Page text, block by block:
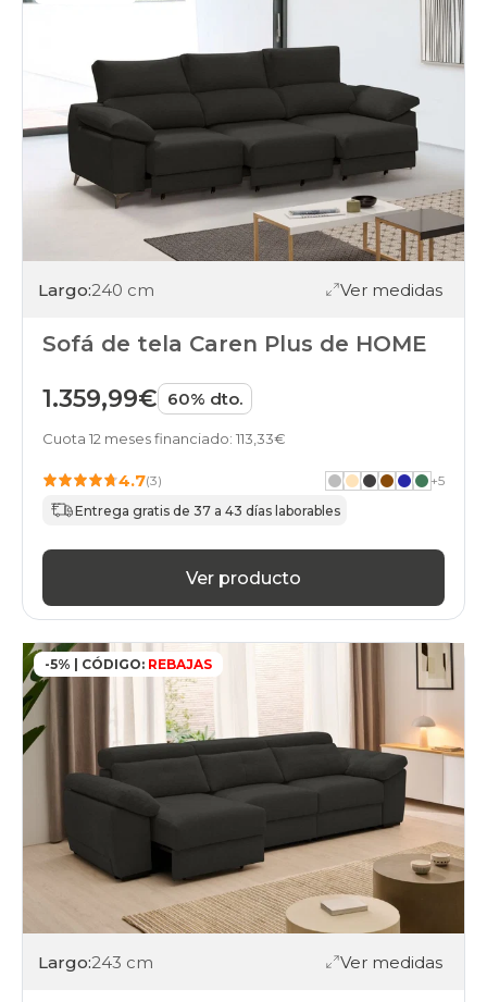
Largo:240 cm Ver medidas
Sofá de tela Caren Plus de HOME
1.359,99€ 60% dto.
Cuota 12 meses financiado: 113,33€
4.7(3) +5
Entrega gratis de 37 a 43 días laborables
Ver producto
-5% | CÓDIGO: REBAJAS
Largo:243 cm Ver medidas